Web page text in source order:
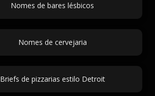
Nomes de bares lésbicos
Nomes de cervejaria
Briefs de pizzarias estilo Detroit